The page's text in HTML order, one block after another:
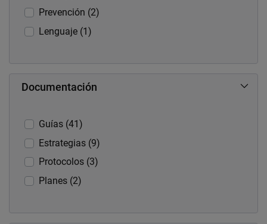
Prevención (2)
Lenguaje (1)
Documentación
Guías (41)
Estrategias (9)
Protocolos (3)
Planes (2)